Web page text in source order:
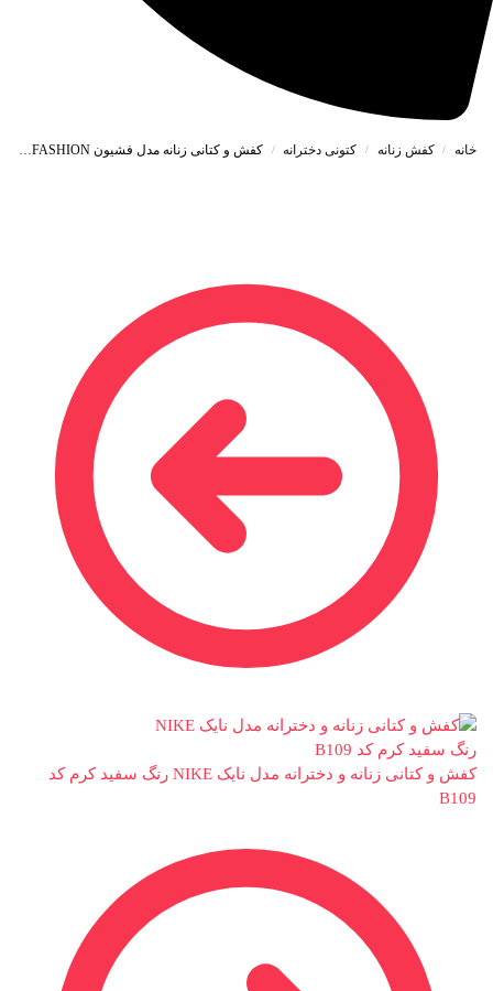
خانه / کفش زنانه / کتونی دخترانه / کفش و کتانی زنانه مدل فشیون FASHION رنگ مشکی کد B124
کفش و کتانی زنانه و دخترانه مدل نایک NIKE رنگ سفید کرم کد
B109